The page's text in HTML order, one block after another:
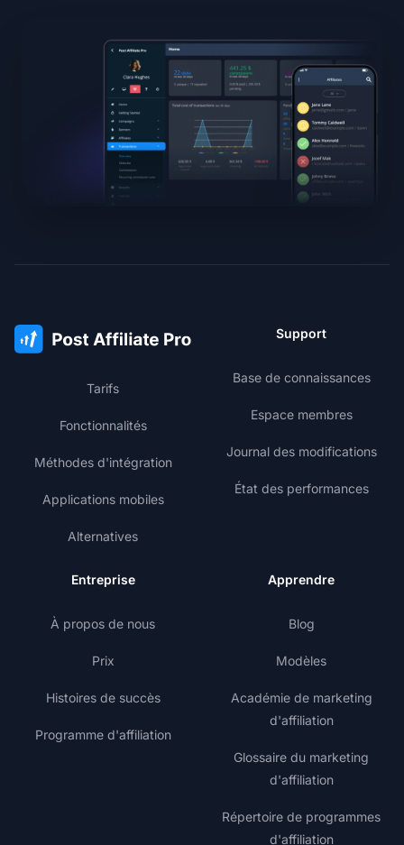
Tarifs
Fonctionnalités
Méthodes d'intégration
Applications mobiles
Alternatives
Support
Base de connaissances
Espace membres
Journal des modifications
État des performances
Entreprise
À propos de nous
Prix
Histoires de succès
Programme d'affiliation
Apprendre
Blog
Modèles
Académie de marketing
d'affiliation
Glossaire du marketing
d'affiliation
Répertoire de programmes
d'affiliation